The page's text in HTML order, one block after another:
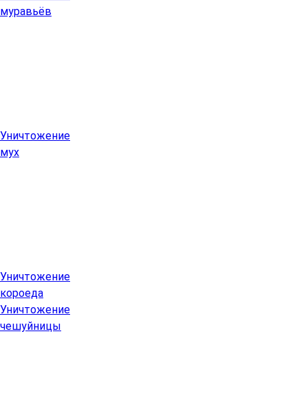
муравьёв
Уничтожение
мух
Уничтожение
короеда
Уничтожение
чешуйницы